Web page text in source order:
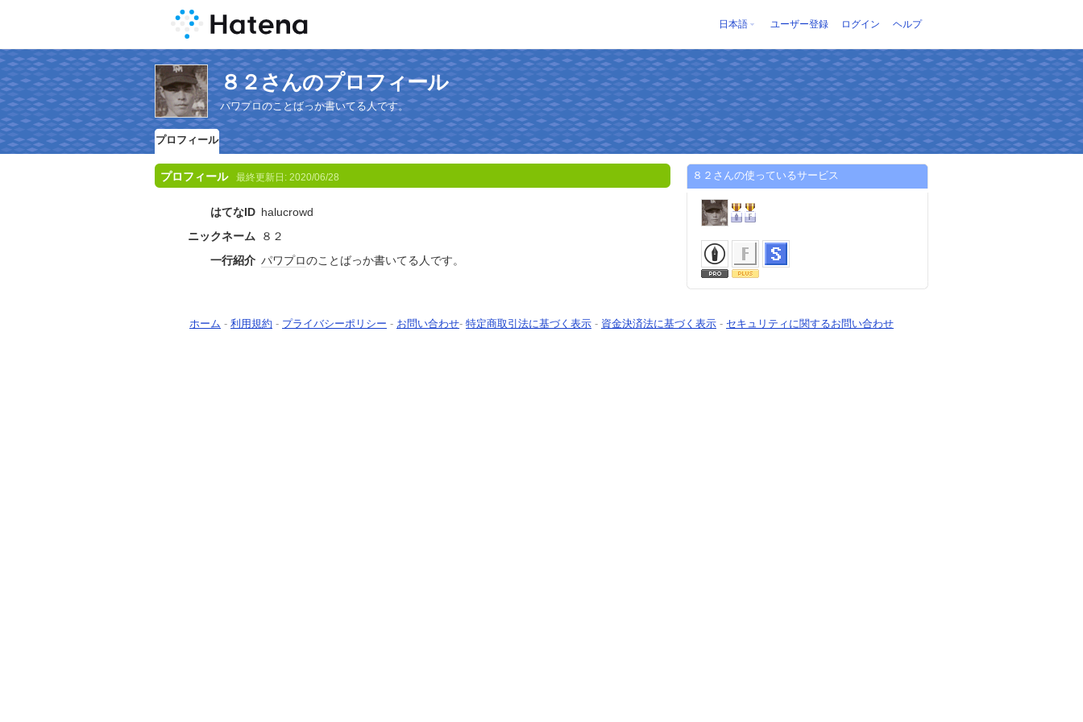
日本語 ユーザー登録 ログイン ヘルプ
８２さんのプロフィール
パワプロのことばっか書いてる人です。
プロフィール
プロフィール 最終更新日: 2020/06/28
はてなID halucrowd
ニックネーム
８２
一行紹介 パワプロのことばっか書いてる人です。
８２さんの使っているサービス
ホーム - 利用規約 - プライバシーポリシー - お問い合わせ- 特定商取引法に基づく表示 - 資金決済法に基づく表示 - セキュリティに関するお問い合わせ